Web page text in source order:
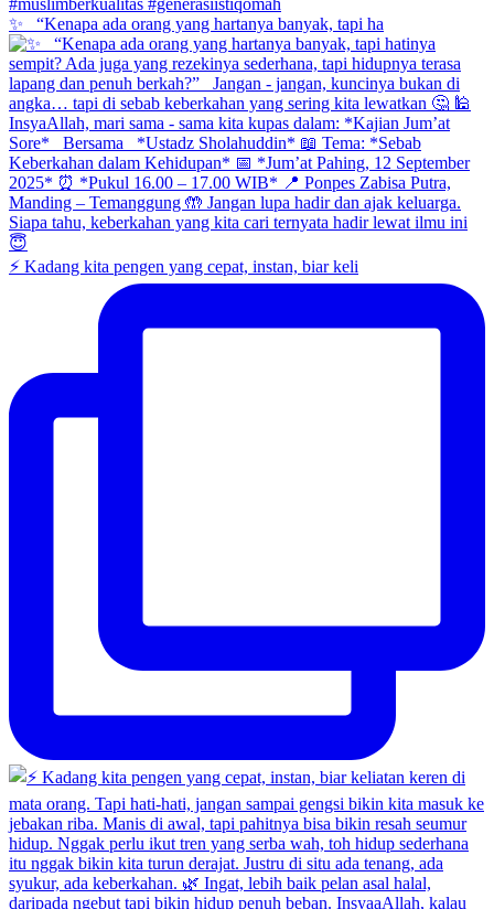
✨ _“Kenapa ada orang yang hartanya banyak, tapi ha
⚡ Kadang kita pengen yang cepat, instan, biar keli